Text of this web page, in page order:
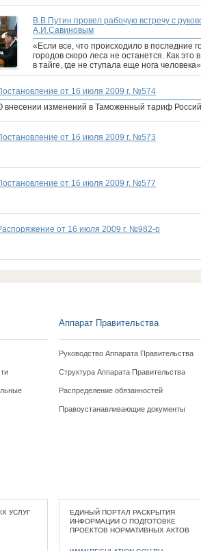
В.В.Путин провел рабочую встречу с
А.И.Савиновым
«Если все, что происходило в последние
городов скоро леса не останется. Как это
в тайге, где не ступала еще нога
от 16 июля 2009 г. №574
внесении изменений в Таможенный тариф
от 16 июля 2009 г. №573
от 16 июля 2009 г. №577
от 16 июля 2009 г. №982-р
Аппарат Правительства
Руководство Аппарата Правительства
Структура Аппарата Правительства
Распределение обязанностей
Правоустанавливающие документы
УСЛУГ
ЕДИНЫЙ ПОРТАЛ РАСКРЫТИЯ
ИНФОРМАЦИИ О ПОДГОТОВКЕ
ПРОЕКТОВ НОРМАТИВНЫХ АКТОВ